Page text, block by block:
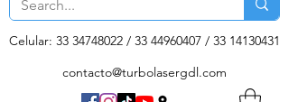
Celular: 33 34748022 / 33 44960407 / 33 14130431
contacto@turbolasergdl.com